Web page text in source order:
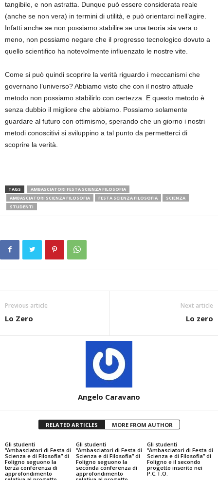
tangibile, e non astratta. Dunque può essere considerata reale
(anche se non vera) in termini di utilità, e può orientarci nell’agire.
Infatti anche se non possiamo stabilire se una teoria sia vera o
meno, non possiamo negare che il progresso tecnologico dovuto a
quello scientifico ha notevolmente influenzato le nostre vite.
Come si può quindi scoprire la verità riguardo i meccanismi che
governano l’universo? Abbiamo visto che con il nostro attuale
metodo non possiamo stabilirlo con certezza. E questo metodo è
senza dubbio il migliore che abbiamo. Possiamo solamente
guardare al futuro con ottimismo, sperando che un giorno i nostri
metodi conoscitivi si sviluppino a tal punto da permetterci di
scoprire la verità.
TAGS
AMBASCIATORI FESTA SCIENZA FILOSOFIA
AMBASCIATORI SCIENZA FILOSOFIA
FESTA SCIENZA FILOSOFIA
SCIENZA
STUDENTI
Previous article
Lo Zero
Next article
Lo zero
Angelo Caravano
RELATED ARTICLES MORE FROM AUTHOR
Gli studenti
“Ambasciatori di Festa di
Scienza e di Filosofia” di
Foligno seguono la
terza conferenza di
approfondimento
Gli studenti
“Ambasciatori di Festa di
Scienza e di Filosofia” di
Foligno seguono la
seconda conferenza di
approfondimento
Gli studenti
“Ambasciatori di Festa di
Scienza e di Filosofia” di
Foligno e il secondo
progetto inserito nei
P.C.T.O.